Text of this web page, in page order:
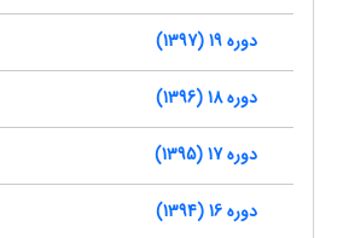
دوره 19 (1397)
دوره 18 (1396)
دوره 17 (1395)
دوره 16 (1394)